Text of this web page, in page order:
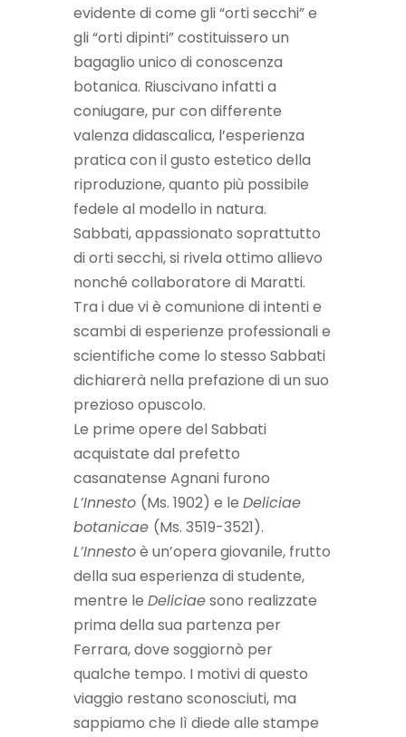
evidente di come gli “orti secchi” e
gli “orti dipinti” costituissero un
bagaglio unico di conoscenza
botanica. Riuscivano infatti a
coniugare, pur con differente
valenza didascalica, l’esperienza
pratica con il gusto estetico della
riproduzione, quanto più possibile
fedele al modello in natura.
Sabbati, appassionato soprattutto
di orti secchi, si rivela ottimo allievo
nonché collaboratore di Maratti.
Tra i due vi è comunione di intenti e
scambi di esperienze professionali e
scientifiche come lo stesso Sabbati
dichiarerà nella prefazione di un suo
prezioso opuscolo.
Le prime opere del Sabbati
acquistate dal prefetto
casanatense Agnani furono
L’Innesto (Ms. 1902) e le Deliciae
botanicae (Ms. 3519-3521).
L’Innestoè un’opera giovanile, frutto
della sua esperienza di studente,
mentre le Deliciaesono realizzate
prima della sua partenza per
Ferrara, dove soggiornò per
qualche tempo. I motivi di questo
viaggio restano sconosciuti, ma
sappiamo che lì diede alle stampe